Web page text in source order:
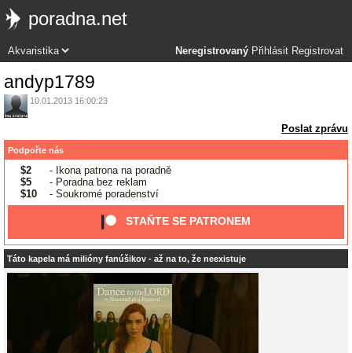
poradna.net
Neregistrovaný Přihlásit Registrovat
andyp1789
10.01.2013 16:00:23
Poslat zprávu
Podpořte nás
$2
- Ikona patrona na poradně
$5
- Poradna bez reklam
$10
- Soukromé poradenství
STAŇTE SE PATRONEM
Táto kapela má milióny fanúšikov - až na to, že neexistuje